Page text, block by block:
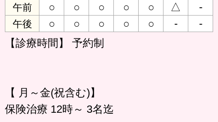
午前
○ ○ ○ ○ ○ △ -
午後 ○ ○ ○ ○ ○ -
-
【診療時間】 予約制
【 月～金(祝含む)】
保険治療 12時～ 3名迄